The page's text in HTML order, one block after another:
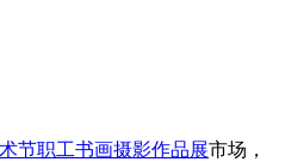
节职工书画摄影作品展市场，